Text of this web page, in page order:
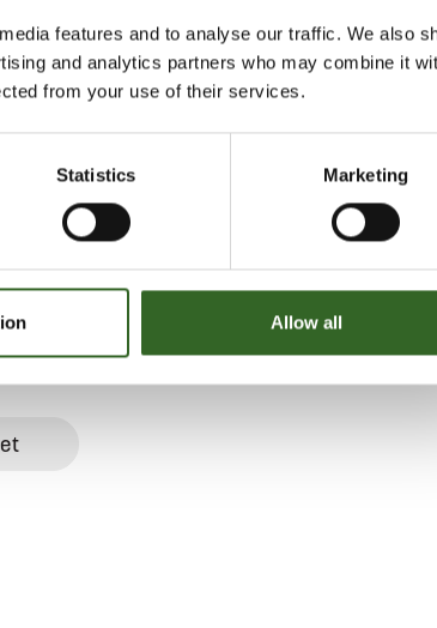
features and to analyse our traffic. We also
and analytics partners who may combine it
from your use of their services.
Statistics Marketing
Allow all